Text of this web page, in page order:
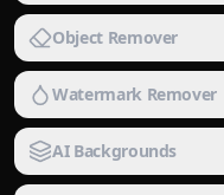
Object Remover
Watermark Remover
AI Backgrounds